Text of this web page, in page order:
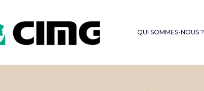
QUI SOMMES-NOUS ?
LES SERMONS DU
VENDREDI